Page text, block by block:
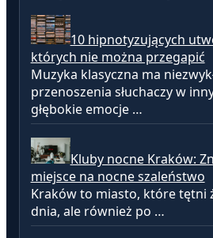
10 hipnotyzujących
których nie można przegapić
Muzyka klasyczna ma
przenoszenia słuchaczy w
głębokie emocje …
Kluby nocne Kraków:
miejsce na nocne szaleństwo
Kraków to miasto, które tętni
dnia, ale również po …